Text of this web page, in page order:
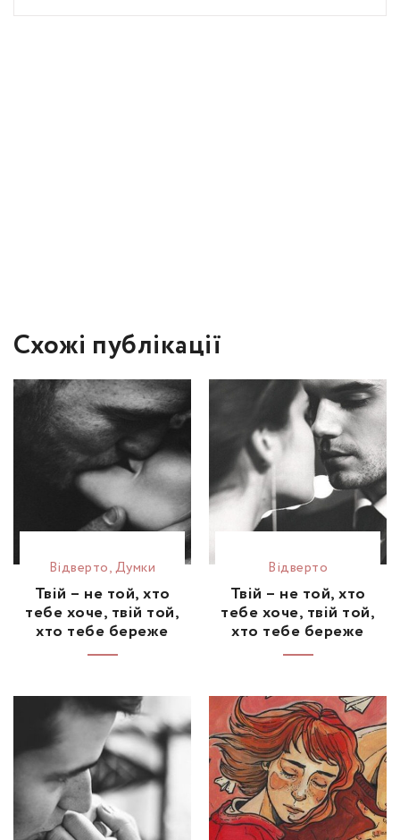
Схожі публікації
Відвертo,Думки
Твій – не той, хто
тебе хоче, твій той,
хто тебе береже
Відвертo
Твій – не той, хто
тебе хоче, твій той,
хто тебе береже